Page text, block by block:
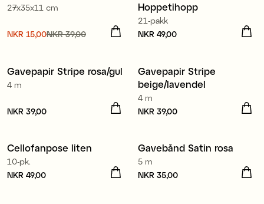
27x35x11 cm
Nåværende pris:
NKR 15,00NKR 39,00
Hoppetihopp
21-pakk
Pris :NKR 49,00
NKR 49,00
3 for 99 kr
Gavepapir Stripe rosa/gul
4 m
Pris :NKR 39,00
NKR 39,00
3 for 99 kr
Gavepapir Stripe
beige/lavendel
4 m
Pris :NKR 39,00
NKR 39,00
Cellofanpose liten
10-pk.
Pris :NKR 49,00
NKR 49,00
4 for 3
Gavebånd Satin rosa
5 m
Pris :NKR 35,00
NKR 35,00